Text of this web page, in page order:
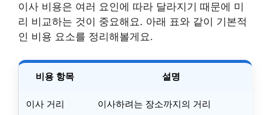
이사 비용은 여러 요인에 따라 달라지기 때문에 미
리 비교하는 것이 중요해요. 아래 표와 같이 기본적
인 비용 요소를 정리해볼게요.
비용 항목 설명
이사 거리 이사하려는 장소까지의 거리